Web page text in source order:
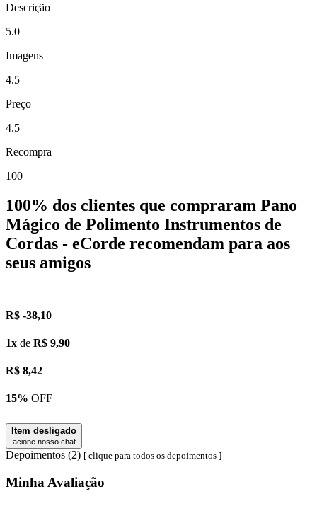
Descrição
5.0
Imagens
4.5
Preço
4.5
Recompra
100
100% dos clientes que compraram Pano
Mágico de Polimento Instrumentos de
Cordas - eCorde recomendam para aos
seus amigos
R$ -38,10
1x de R$ 9,90
R$ 8,42
15% OFF
Item desligado
acione nosso chat
Depoimentos (2) [ clique para todos os depoimentos ]
Minha Avaliação